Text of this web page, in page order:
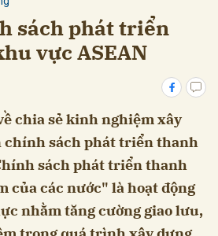
sách phát triển
vực ASEAN
chia sẻ kinh nghiệm xây
chính sách phát triển thanh
sách phát triển thanh
của các nước" là hoạt động
nhằm tăng cường giao lưu,
Hủy Gửi